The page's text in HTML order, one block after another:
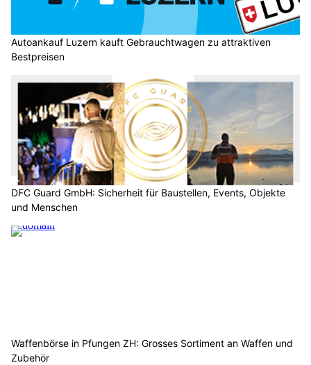
Autoankauf Luzern kauft Gebrauchtwagen zu attraktiven
Bestpreisen
DFC Guard GmbH: Sicherheit für Baustellen, Events, Objekte
und Menschen
Waffenbörse in Pfungen ZH: Grosses Sortiment an Waffen und
Zubehör